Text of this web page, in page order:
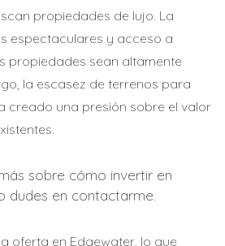
propiedades de lujo. La
espectaculares y acceso a
propiedades sean altamente
la escasez de terrenos para
creado una presión sobre el valor
sobre cómo invertir en
dudes en contactarme.
oferta en Edgewater, lo que